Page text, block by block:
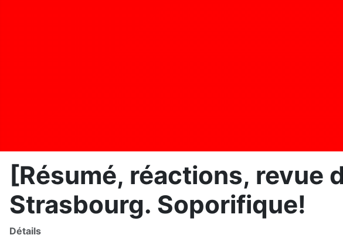
[Résumé, réactions, revue
Strasbourg. Soporifique!
Détails